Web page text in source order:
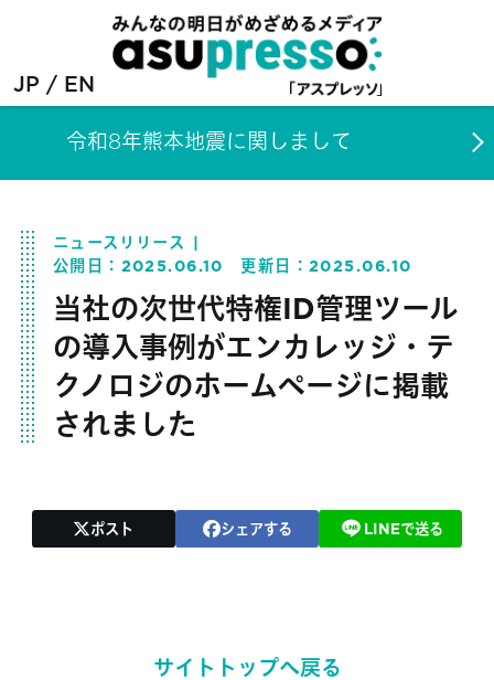
JP EN
令和8年熊本地震に関しまして
ニュースリリース
公開日： 2025.06.10 更新日：2025.06.10
当社の次世代特権ID管理ツール
の導入事例がエンカレッジ・テ
クノロジのホームページに掲載
されました
ポスト シェアする LINEで送る
サイトトップへ戻る